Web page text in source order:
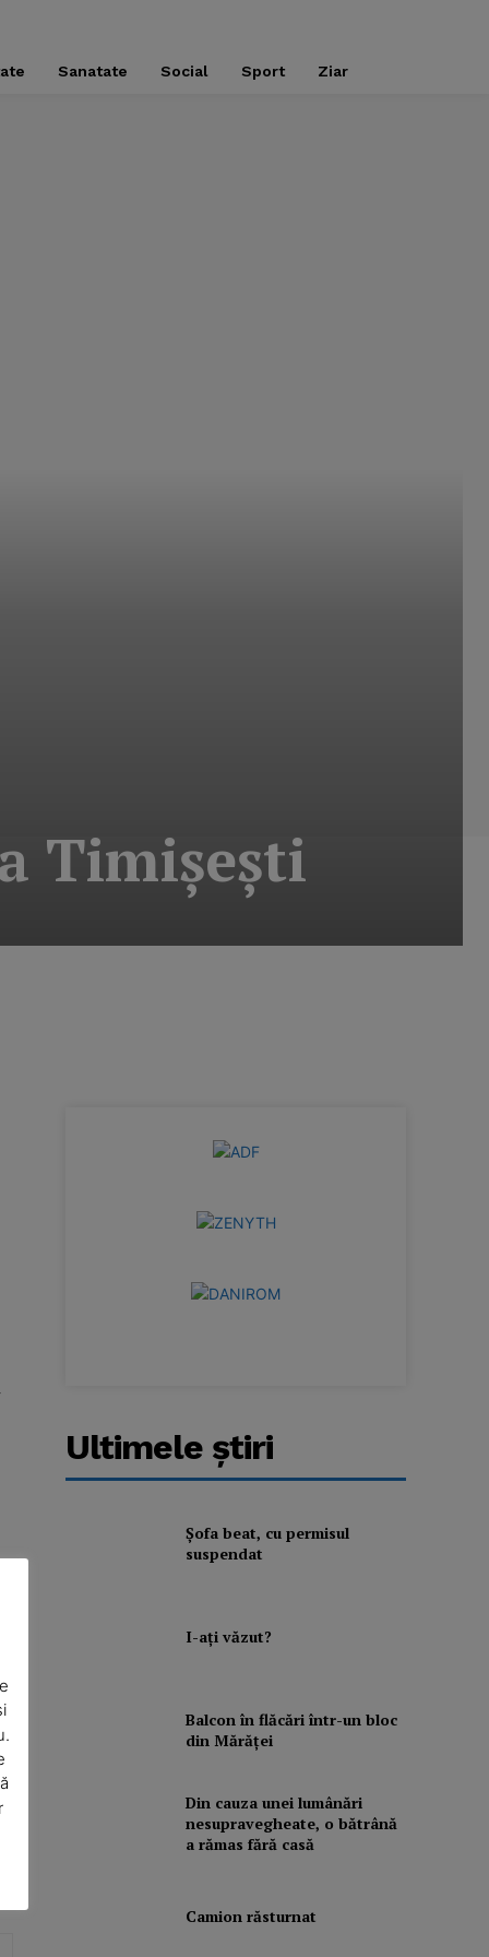
Sanatate Social Sport Ziar
Timişeşti
Ultimele ştiri
Şofa beat, cu permisul
suspendat
I-aţi văzut?
Balcon în flăcări într-un bloc
din Mărăţei
Din cauza unei lumânări
nesupravegheate, o bătrână
a rămas fără casă
Camion răsturnat